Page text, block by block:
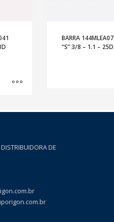
BARRA
“S” 3/8 – 1.1 – 25D
DE